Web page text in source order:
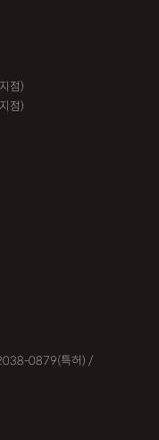
점)
점)
0879(특허) /